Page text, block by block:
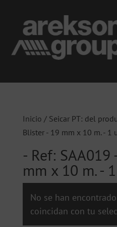
Inicio / Seicar PT: del
Blister - 19 mm x 10 m. - 1
- Ref:
mm x 10 m. -
No se han
coincidan con tu